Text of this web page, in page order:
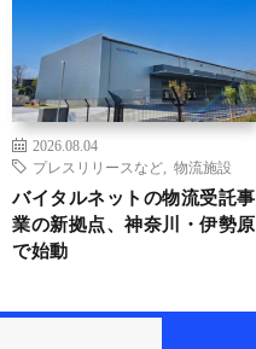
2026.08.04
プレスリリースなど
物流施設
バイタルネットの物流受託事
業の新拠点、神奈川・伊勢原
で始動